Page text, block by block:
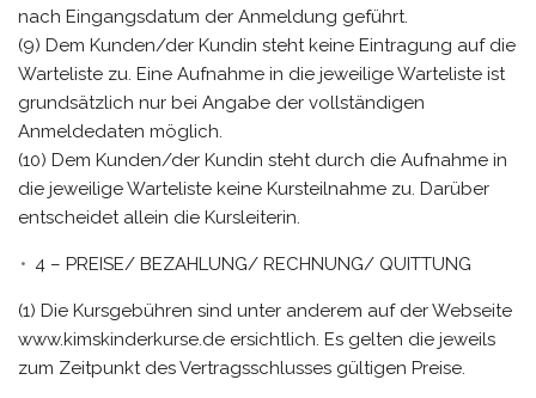
nach Eingangsdatum der Anmeldung geführt.
(9) Dem Kunden/der Kundin steht keine Eintragung auf die
Warteliste zu. Eine Aufnahme in die jeweilige Warteliste ist
grundsätzlich nur bei Angabe der vollständigen
Anmeldedaten möglich.
(10) Dem Kunden/der Kundin steht durch die Aufnahme in
die jeweilige Warteliste keine Kursteilnahme zu. Darüber
entscheidet allein die Kursleiterin.
4 – PREISE/ BEZAHLUNG/ RECHNUNG/ QUITTUNG
(1) Die Kursgebühren sind unter anderem auf der Webseite
www.kimskinderkurse.de ersichtlich. Es gelten die jeweils
zum Zeitpunkt des Vertragsschlusses gültigen Preise.